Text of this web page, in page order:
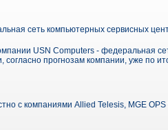
сеть компьютерных сервисных
USN Computers - федеральная
прогнозам компании, уже по
с компаниями Allied Telesis, MGE